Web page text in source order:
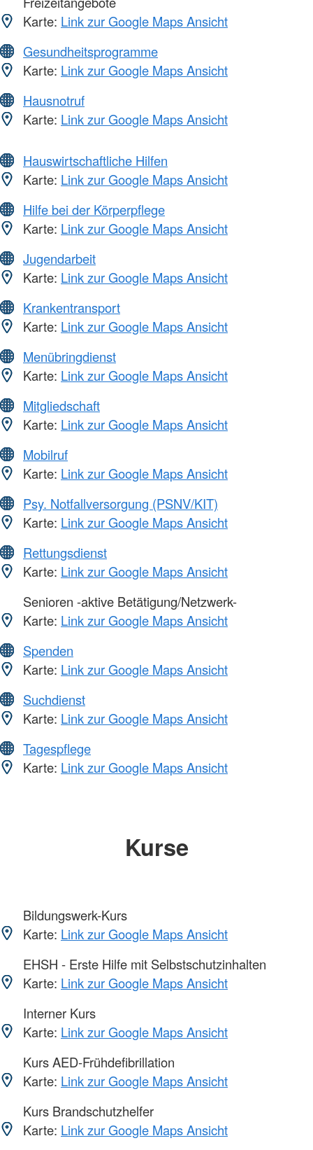
Karte: Link zur Google Maps Ansicht
Gesundheitsprogramme
Karte: Link zur Google Maps Ansicht
Hausnotruf
Karte: Link zur Google Maps Ansicht
Hauswirtschaftliche Hilfen
Karte: Link zur Google Maps Ansicht
Hilfe bei der Körperpflege
Karte: Link zur Google Maps Ansicht
Jugendarbeit
Karte: Link zur Google Maps Ansicht
Krankentransport
Karte: Link zur Google Maps Ansicht
Menübringdienst
Karte: Link zur Google Maps Ansicht
Mitgliedschaft
Karte: Link zur Google Maps Ansicht
Mobilruf
Karte: Link zur Google Maps Ansicht
Psy. Notfallversorgung (PSNV/KIT)
Karte: Link zur Google Maps Ansicht
Rettungsdienst
Karte: Link zur Google Maps Ansicht
Senioren -aktive Betätigung/Netzwerk-
Karte: Link zur Google Maps Ansicht
Spenden
Karte: Link zur Google Maps Ansicht
Suchdienst
Karte: Link zur Google Maps Ansicht
Tagespflege
Karte: Link zur Google Maps Ansicht
Kurse
Bildungswerk-Kurs
Karte: Link zur Google Maps Ansicht
EHSH - Erste Hilfe mit Selbstschutzinhalten
Karte: Link zur Google Maps Ansicht
Interner Kurs
Karte: Link zur Google Maps Ansicht
Kurs AED-Frühdefibrillation
Karte: Link zur Google Maps Ansicht
Kurs Brandschutzhelfer
Karte: Link zur Google Maps Ansicht